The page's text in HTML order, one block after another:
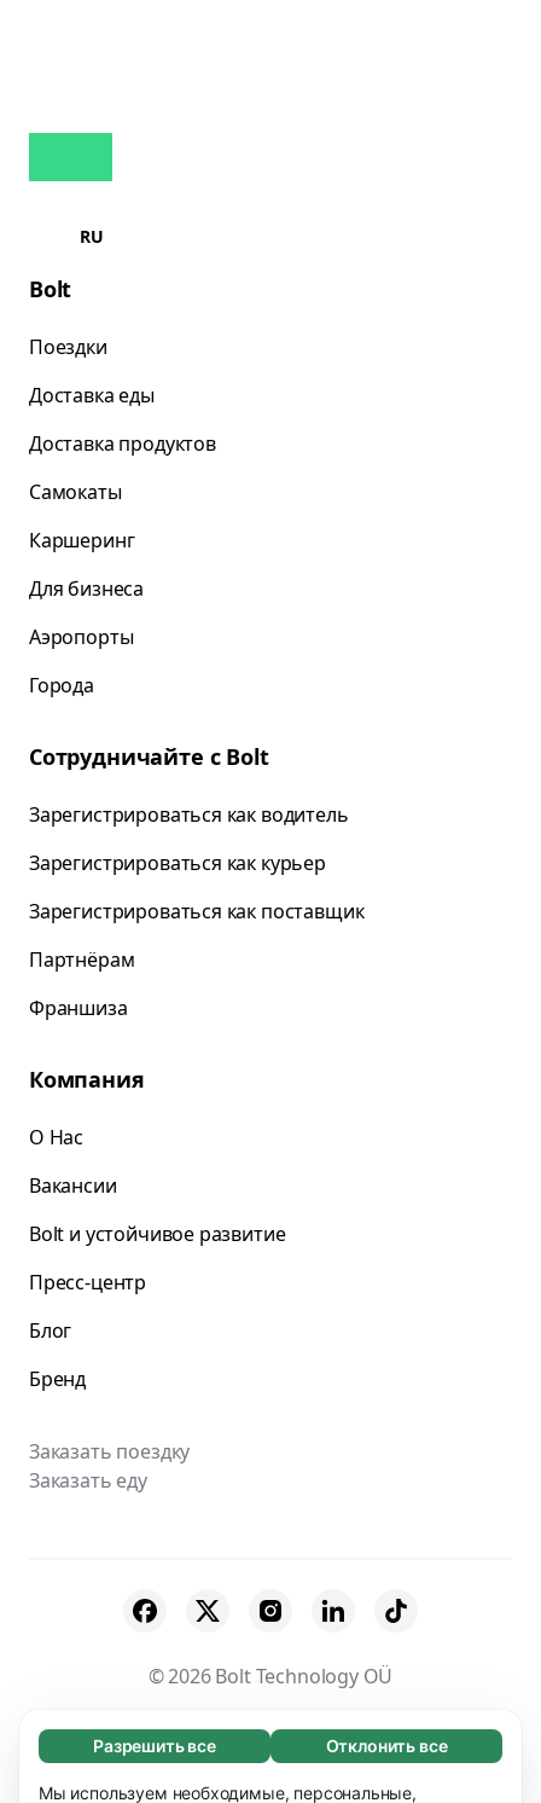
Обязательные (65)
Эти файлы необходимы для того, чтобы вы
Узнать больше
Разрешить все Отклонить все
Мы используем необходимые, персональные,
RU
Bolt
Поездки
Доставка еды
Доставка продуктов
Самокаты
Каршеринг
Для бизнеса
Аэропорты
Города
Сотрудничайте с Bolt
Зарегистрироваться как водитель
Зарегистрироваться как курьер
Зарегистрироваться как поставщик
Партнёрам
Франшиза
Компания
О Нас
Вакансии
Bolt и устойчивое развитие
Пресс-центр
Блог
Бренд
Заказать поездку
Заказать еду
© 2026 Bolt Technology OÜ
Поставщики
Пользовательское соглашение
Конфиденциальность
Файлы cookies